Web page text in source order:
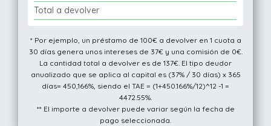
Total a devolver
* Por ejemplo, un préstamo de 100€ a devolver en 1 cuota a
30 días genera unos intereses de 37€ y una comisión de 0€.
La cantidad total a devolver es de 137€. El tipo deudor
anualizado que se aplica al capital es (37% / 30 días) x 365
días= 450,166%, siendo el TAE = (1+450.166%/12)^12 -1 =
4472.55%.
** El importe a devolver puede variar según la fecha de
pago seleccionada.